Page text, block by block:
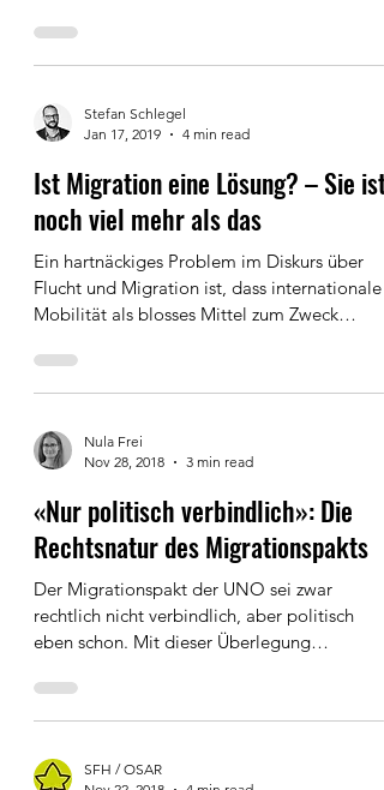
dem «Sommer der Migration» 2015 vertiefter
diskutiert....
Jan 17, 2019
4 min read
Ist Migration eine Lösung? – Sie ist
noch viel mehr als das
Ein hartnäckiges Problem im Diskurs über
Mobilität als blosses Mittel zum Zweck
dargestellt...
Nov 28, 2018
3 min read
«Nur politisch verbindlich»: Die
Rechtsnatur des Migrationspakts
Der Migrationspakt der UNO sei zwar
eben schon. Mit dieser Überlegung
begründen viele...